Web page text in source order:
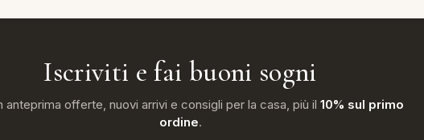
Iscriviti e fai buoni sogni
anteprima offerte, nuovi arrivi e consigli per la casa, più il 10% sul primo
ordine.